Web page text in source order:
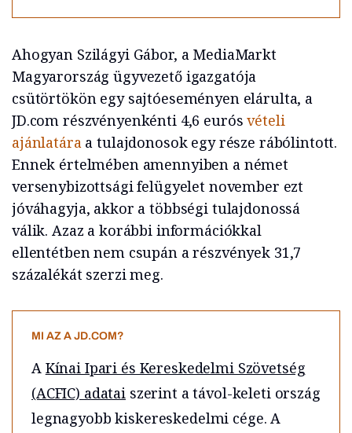
Ahogyan Szilágyi Gábor, a MediaMarkt
Magyarország ügyvezető igazgatója
csütörtökön egy sajtóeseményen elárulta, a
JD.com részvényenkénti 4,6 eurósvételi
ajánlatáraa tulajdonosok egy része rábólintott.
Ennek értelmében amennyiben a német
versenybizottsági felügyelet november ezt
jóváhagyja, akkor a többségi tulajdonossá
válik. Azaz a korábbi információkkal
ellentétben nem csupán a részvények 31,7
százalékát szerzi meg.
MI AZ A JD.COM?
A Kínai Ipari és Kereskedelmi Szövetség
(ACFIC) adataiszerint a távol-keleti ország
legnagyobb kiskereskedelmi cége. A